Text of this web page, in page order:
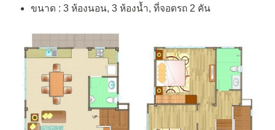
ขนาด : 3 ห้องนอน, 3 ห้องน้ำ, ที่จอดรถ 2 คัน